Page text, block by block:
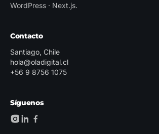
WordPress · Next.js.
Contacto
Santiago, Chile
hola@oladigital.cl
+56 9 8756 1075
Síguenos